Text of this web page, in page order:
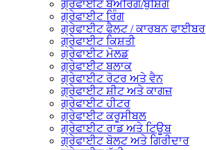
ਗ੍ਰੇਫਾਈਟ ਬੇਅਰਿੰਗ/ਬੁਸ਼ਿੰਗ
ਗ੍ਰੇਫਾਈਟ ਰਿੰਗ
ਗ੍ਰੇਫਾਈਟ ਫੈਲਟ / ਕਾਰਬਨ ਫਾਈਬਰ
ਗ੍ਰੇਫਾਈਟ ਕਿਸ਼ਤੀ
ਗ੍ਰੇਫਾਈਟ ਮੋਲਡ
ਗ੍ਰੇਫਾਈਟ ਬਲਾਕ
ਗ੍ਰੇਫਾਈਟ ਰੋਟਰ ਅਤੇ ਵੈਨ
ਗ੍ਰੇਫਾਈਟ ਸ਼ੀਟ ਅਤੇ ਕਾਗਜ਼
ਗ੍ਰੇਫਾਈਟ ਹੀਟਰ
ਗ੍ਰੇਫਾਈਟ ਕਰੂਸੀਬਲ
ਗ੍ਰੇਫਾਈਟ ਰਾਡ ਅਤੇ ਟਿਊਬ
ਗ੍ਰੇਫਾਈਟ ਬੋਲਟ ਅਤੇ ਗਿਰੀਦਾਰ